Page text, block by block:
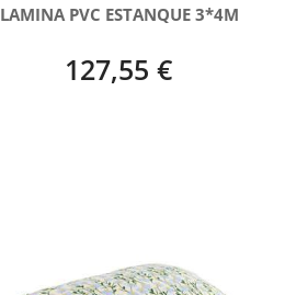
LAMINA PVC ESTANQUE 3*4M
127,55 €